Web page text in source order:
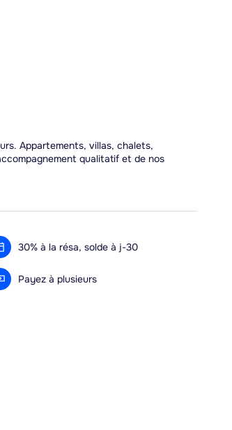
Appartements, villas, chalets,
qualitatif et de nos
30% à la résa, solde à j-30
Payez à plusieurs